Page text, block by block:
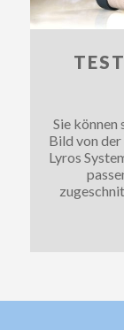
Sie können
Bild von
Lyros